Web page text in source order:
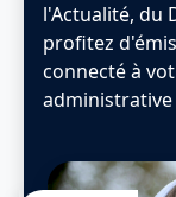
l'Actualité, du
profitez
connecté à
administrative